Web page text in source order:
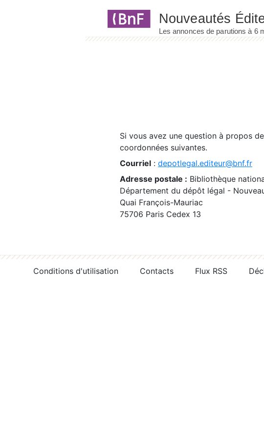
Si vous avez une question à propos
coordonnées suivantes.
Courriel : depotlegal.editeur@bnf.fr
Adresse postale : Bibliothèque
Département du dépôt légal -
Quai François-Mauriac
75706 Paris Cedex 13
Conditions d'utilisation Contacts Flux RSS